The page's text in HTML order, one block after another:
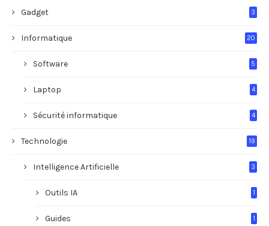
Gadget 3
Informatique 20
Software 5
Laptop 4
Sécurité informatique 4
Technologie 19
Intelligence Artificielle 3
Outils IA 1
Guides 1